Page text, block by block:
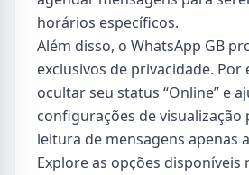
horários específicos.
Além disso, o WhatsApp GB
exclusivos de privacidade. Por
ocultar seu status “Online” e
configurações de
leitura de mensagens apenas
Explore as opções disponíveis